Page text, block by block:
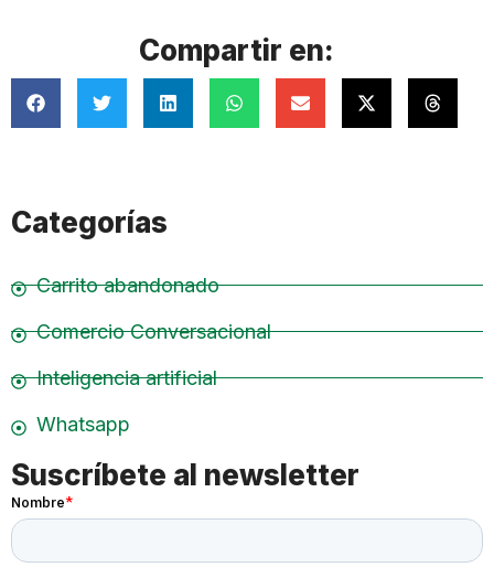
Compartir en:
Categorías
Carrito abandonado
Comercio Conversacional
Inteligencia artificial
Whatsapp
Suscríbete al newsletter